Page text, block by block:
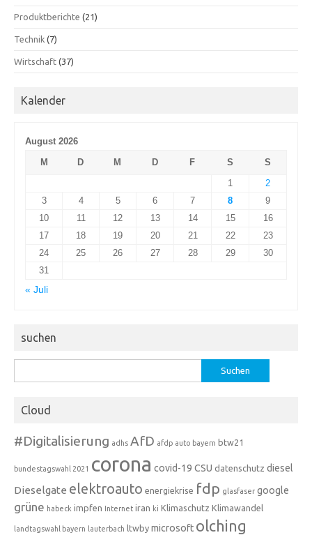
Produktberichte (21)
Technik (7)
Wirtschaft (37)
Kalender
August 2026
M
D M D F S
S
1
2
3
4 5 6 7 8
9
10
11 12 13 14 15
16
17
18 19 20 21 22
23
24
25 26 27 28 29
30
31
« Juli
suchen
nach:
Cloud
#Digitalisierung adhs AfD afdp auto bayern btw21
bundestagswahl 2021 corona covid-19 CSU datenschutz diesel
Dieselgate elektroauto energiekrise fdp glasfaser google
grüne habeck impfen Internet iran ki Klimaschutz Klimawandel
landtagswahl bayern lauterbach ltwby microsoft olching